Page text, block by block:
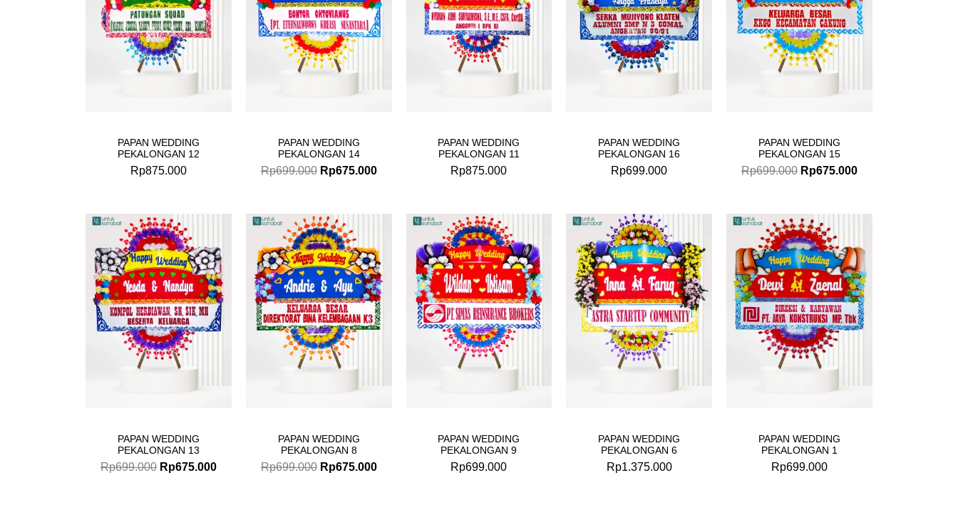
PAPAN WEDDING
PEKALONGAN 12
Rp875.000
PAPAN WEDDING
PEKALONGAN 14
Rp699.000 Rp675.000
PAPAN WEDDING
PEKALONGAN 11
Rp875.000
PAPAN WEDDING
PEKALONGAN 16
Rp699.000
PAPAN WEDDING
PEKALONGAN 15
Rp699.000 Rp675.000
PAPAN WEDDING
PEKALONGAN 13
Rp699.000
Original
price
was:
Rp699.000.
Rp675.000
Current
is:
Rp675.000.
PAPAN WEDDING
PEKALONGAN 8
Rp699.000
Original
price
was:
Rp699.000.
Rp675.000
Current
is:
Rp675.000.
PAPAN WEDDING
PEKALONGAN 9
Rp699.000
PAPAN WEDDING
PEKALONGAN 6
Rp1.375.000
PAPAN WEDDING
PEKALONGAN 1
Rp699.000